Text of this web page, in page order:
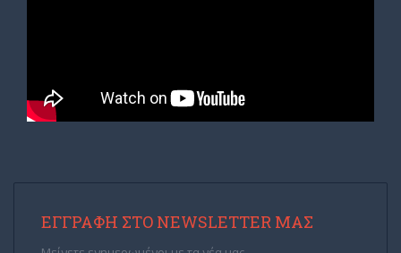
ΕΓΓΡΑΦΉ ΣΤΟ NEWSLETTER ΜΑΣ